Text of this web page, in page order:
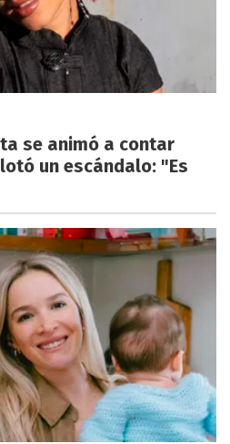
se animó a contar
un escándalo: "Es